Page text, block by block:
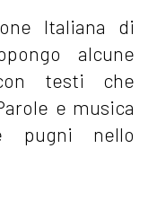
Italiana di
alcune
testi che
e musica
pugni nello